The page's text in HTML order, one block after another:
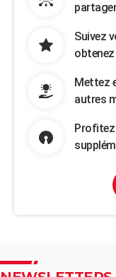
Suivez
Mettez
autres